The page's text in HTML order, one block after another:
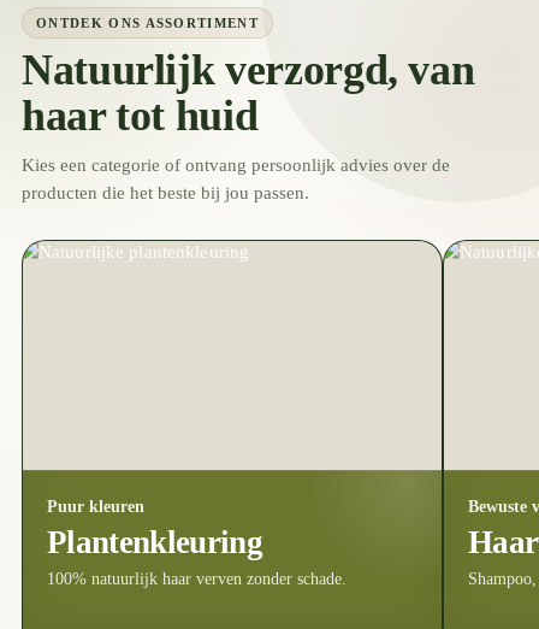
ONTDEK ONS ASSORTIMENT
Natuurlijk verzorgd, van
haar tot huid
Kies een categorie of ontvang persoonlijk advies over de
producten die het beste bij jou passen.
Puur kleuren
Plantenkleuring
100% natuurlijk haar verven zonder schade.
Bewuste